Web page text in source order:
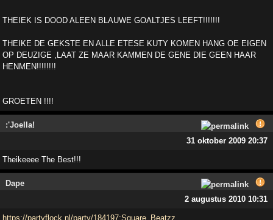
THEIEK IS DOOD ALEEN BLAUWE GOALTJES LEEFT!!!!!!!
THEIKE DE GEKSTE EN ALLE ETESE KUTY KOMEN HANG OE EIGEN
OP DEUZIGE ,LAAT ZE MAAR KAMMEN DE GENE DIE GEEN HAAR
HENMEN!!!!!!!!
GROETEN !!!!
:'Joella!
31 oktober 2009 20:37
Theikeeee The Best!!!
Dape
2 augustus 2010 10:31
https://partyflock.nl/party/184197:Square_Beatzz